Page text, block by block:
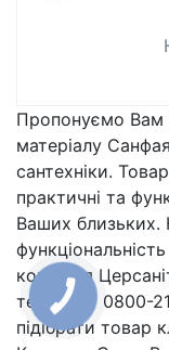
Пропонуємо Вам
матеріалу
сантехніки.
практичні та
Ваших близьких.
компанія
телефону 0800-
підібрати товар